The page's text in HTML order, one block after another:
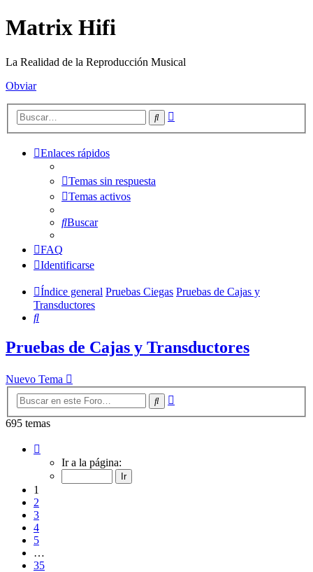
Matrix Hifi
La Realidad de la Reproducción Musical
Obviar
Buscar
Enlaces rápidos
Temas sin respuesta
Temas activos
Buscar
FAQ
Identificarse
Índice general Pruebas Ciegas Pruebas de Cajas y
Transductores
Buscar
Pruebas de Cajas y Transductores
Nuevo Tema
Buscar
695 temas
Ir a la página:
1
2
3
4
5
…
35